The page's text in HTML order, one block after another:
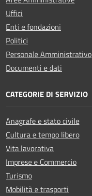
Uffici
Enti e fondazioni
Politici
Personale Amministrativo
Documenti e dati
CATEGORIE DI SERVIZIO
Anagrafe e stato civile
Cultura e tempo libero
Vita lavorativa
Imprese e Commercio
Turismo
Mobilità e trasporti